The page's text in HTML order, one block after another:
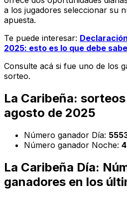
a los jugadores seleccionar su
apuesta.
Te puede interesar:
2025: esto es lo que debe
Consulte acá si fue uno de los
sorteo.
La Caribeña: sorteos
agosto de 2025
Número ganador Día:
Número ganador Noche:
La Caribeña Día:
ganadores en los